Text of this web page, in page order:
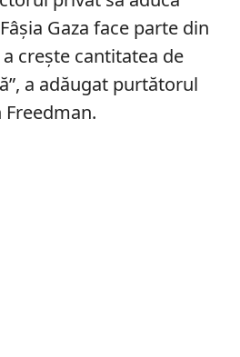
Gaza face parte din
crește cantitatea de
a adăugat purtătorul